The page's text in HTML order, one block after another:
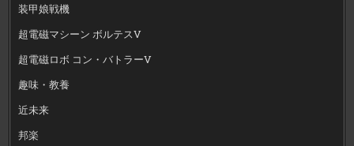
装甲娘戦機
超電磁マシーン ボルテスV
超電磁ロボ コン・バトラーV
趣味・教養
近未来
邦楽